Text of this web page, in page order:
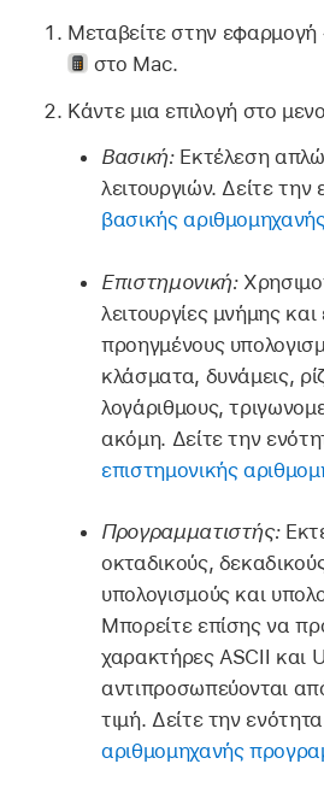
Μεταβείτε στην
στο Mac.
Κάντε μια επιλογή στο
Βασική:Εκτέλεση
λειτουργιών. Δείτε την
βασικής
Επιστημονική:
λειτουργίες μνήμης
προηγμένους
κλάσματα, δυνάμεις,
λογάριθμους,
ακόμη. Δείτε την
επιστημονικής
Προγραμματιστής:
οκταδικούς,
υπολογισμούς και
Μπορείτε επίσης να
χαρακτήρες ASCII και
αντιπροσωπεύονται
τιμή. Δείτε την ενότητα
αριθμομηχανής